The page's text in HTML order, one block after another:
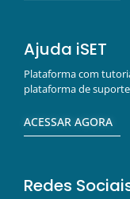
Ajuda iSET
Plataforma com
plataforma de
ACESSAR AGORA
Redes